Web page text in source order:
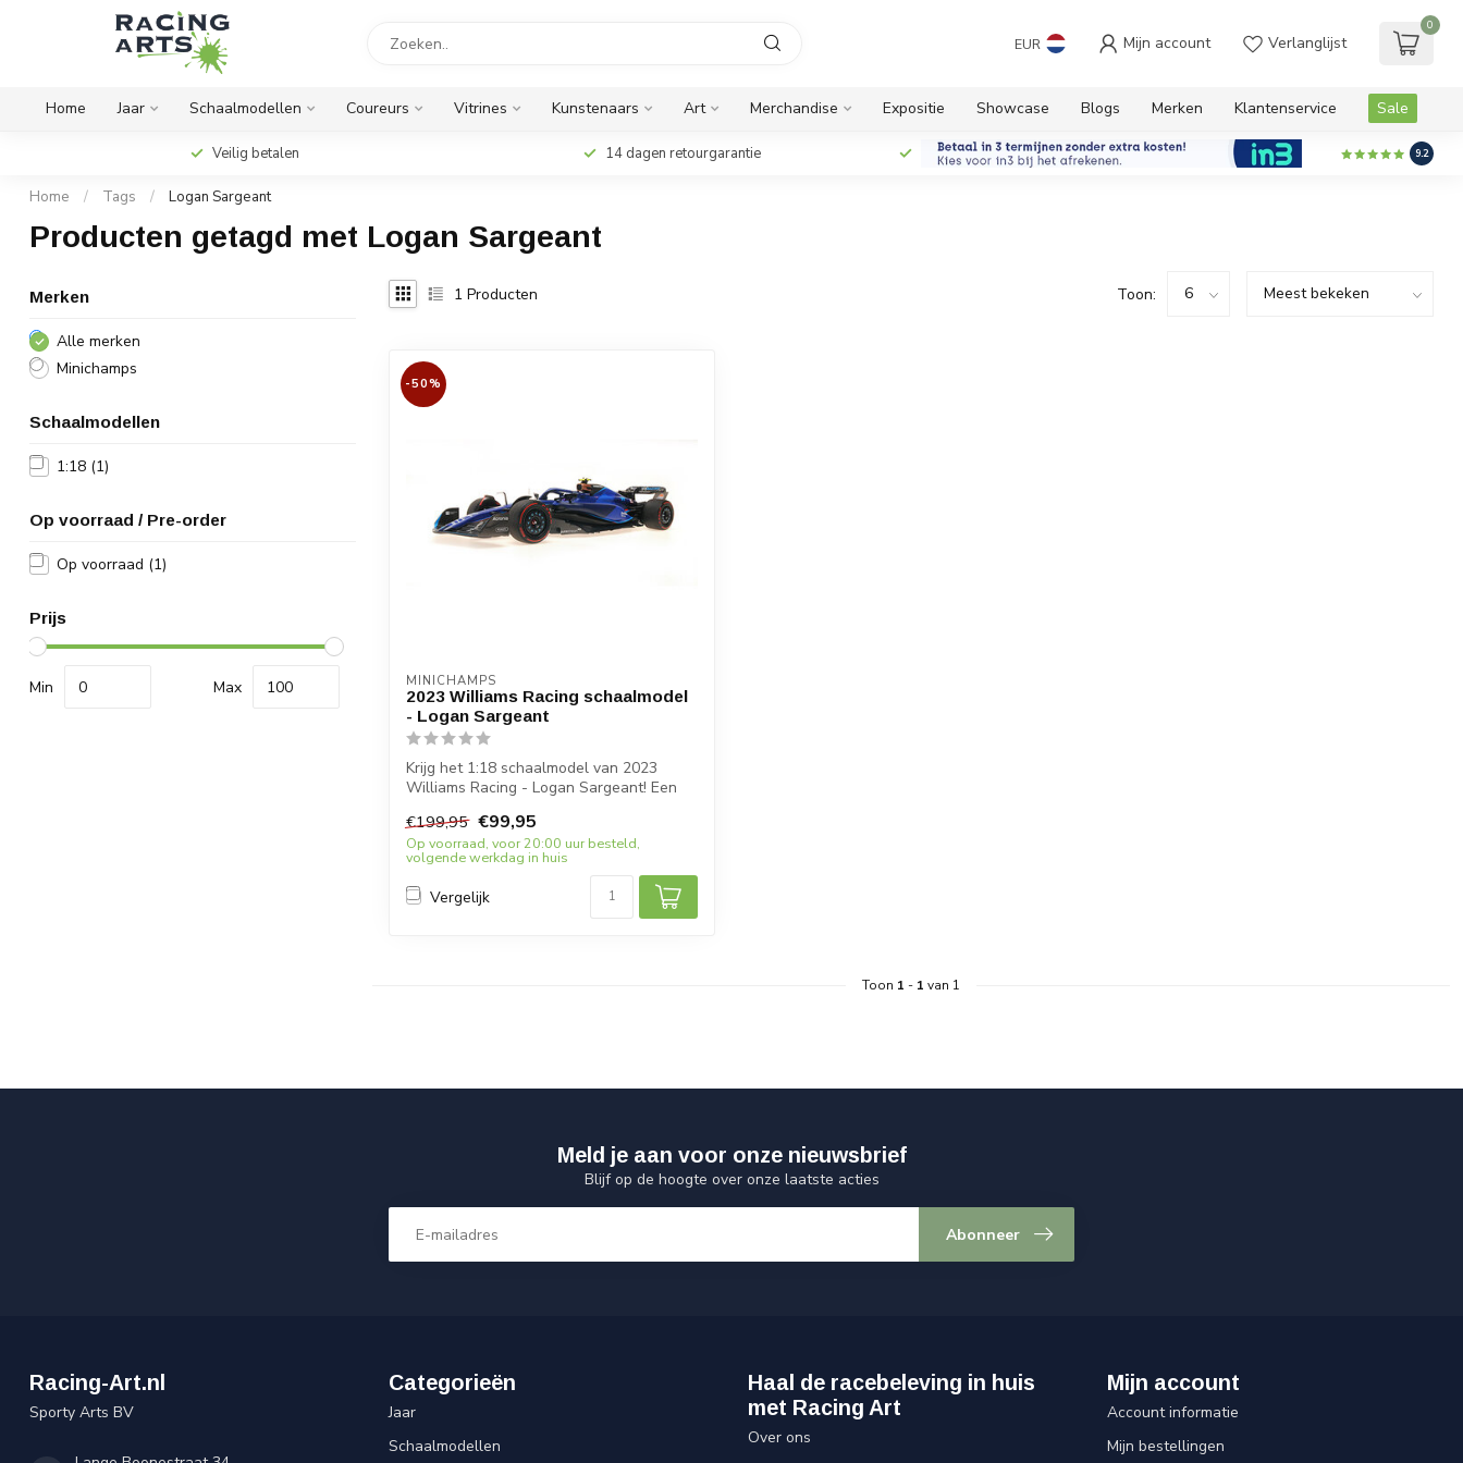
EUR Mijn account Verlanglijst
0
Home Jaar Schaalmodellen Coureurs Vitrines Kunstenaars Art Merchandise Expositie Showcase Blogs Merken Klantenservice Sale
Veilig betalen 14 dagen retourgarantie 9.2
Home / Tags / Logan Sargeant
Producten getagd met Logan Sargeant
Merken
Alle merken
Minichamps
Schaalmodellen
1:18 (1)
Op voorraad / Pre-order
Op voorraad (1)
Prijs
Min Max
1 Producten Toon:
-50%
MINICHAMPS
2023 Williams Racing schaalmodel
- Logan Sargeant
Krijg het 1:18 schaalmodel van 2023
Williams Racing - Logan Sargeant! Een
€199,95 €99,95
Op voorraad, voor 20:00 uur besteld,
volgende werkdag in huis
Vergelijk
Toon 1 - 1 van 1
Meld je aan voor onze nieuwsbrief
Blijf op de hoogte over onze laatste acties
Abonneer
Racing-Art.nl
Sporty Arts BV
Categorieën
Jaar
Schaalmodellen
Haal de racebeleving in huis
met Racing Art
Over ons
Mijn account
Account informatie
Mijn bestellingen